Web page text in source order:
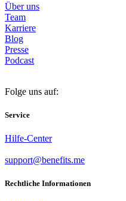
Über uns
Team
Karriere
Blog
Presse
Podcast
Folge uns auf:
Service
Hilfe-Center
support@benefits.me
Rechtliche Informationen